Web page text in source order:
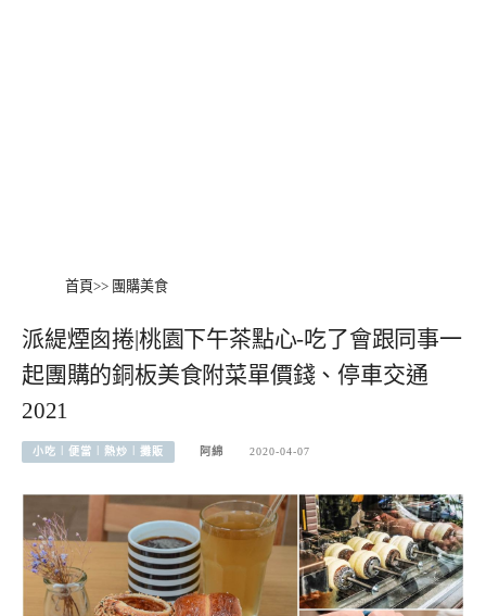
首頁>> 團購美食
派緹煙囪捲|桃園下午茶點心-吃了會跟同事一
起團購的銅板美食附菜單價錢、停車交通
2021
小吃︱便當︱熱炒︱攤販 阿綿 2020-04-07